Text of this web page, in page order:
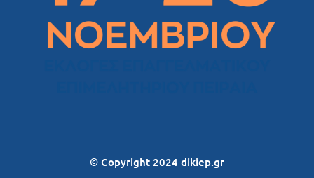
© Copyright 2024 dikiep.gr